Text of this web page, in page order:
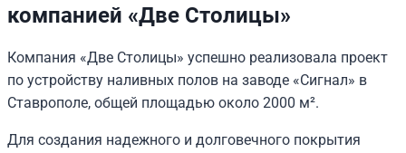
компанией «Две Столицы»
Компания «Две Столицы» успешно реализовала проект
по устройству наливных полов на заводе «Сигнал» в
Ставрополе, общей площадью около 2000 м².
Для создания надежного и долговечного покрытия